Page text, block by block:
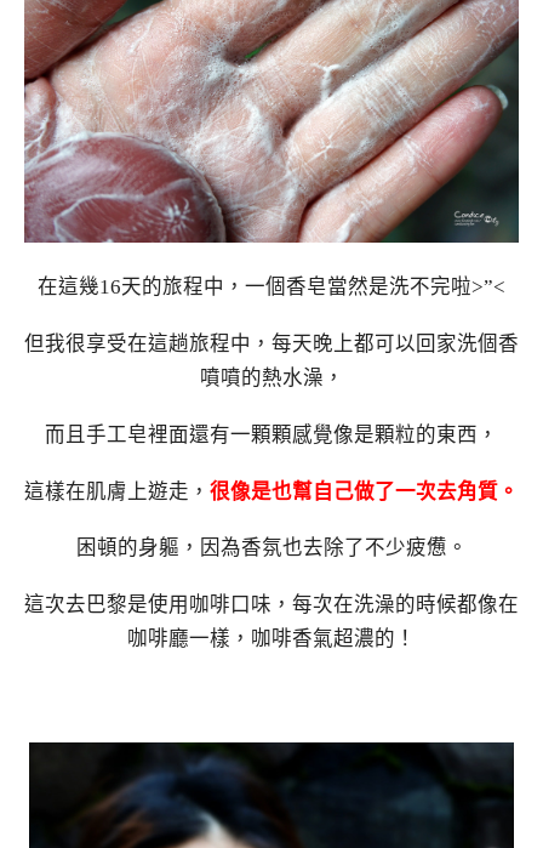
在這幾16天的旅程中，一個香皂當然是洗不完啦>”<
但我很享受在這趟旅程中，每天晚上都可以回家洗個香
噴噴的熱水澡，
而且手工皂裡面還有一顆顆感覺像是顆粒的東西，
這樣在肌膚上遊走， 很像是也幫自己做了一次去角質。
困頓的身軀，因為香氛也去除了不少疲憊。
這次去巴黎是使用咖啡口味，每次在洗澡的時候都像在
咖啡廳一樣，咖啡香氣超濃的！